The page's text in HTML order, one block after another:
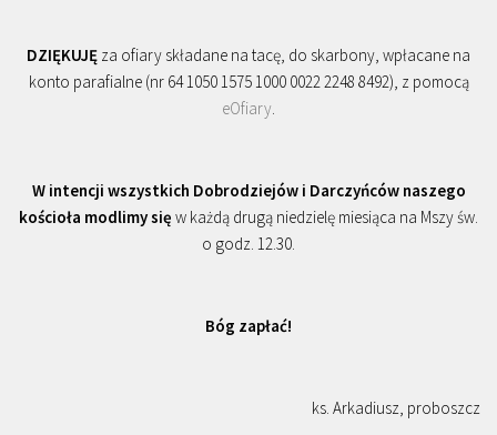
DZIĘKUJĘ za ofiary składane na tacę, do skarbony, wpłacane na
konto parafialne (nr 64 1050 1575 1000 0022 2248 8492), z pomocą
eOfiary
W intencji wszystkich Dobrodziejów i Darczyńców naszego
kościoła modlimy się w każdą drugą niedzielę miesiąca na Mszy św.
o godz. 12.30.
Bóg zapłać!
ks. Arkadiusz, proboszcz